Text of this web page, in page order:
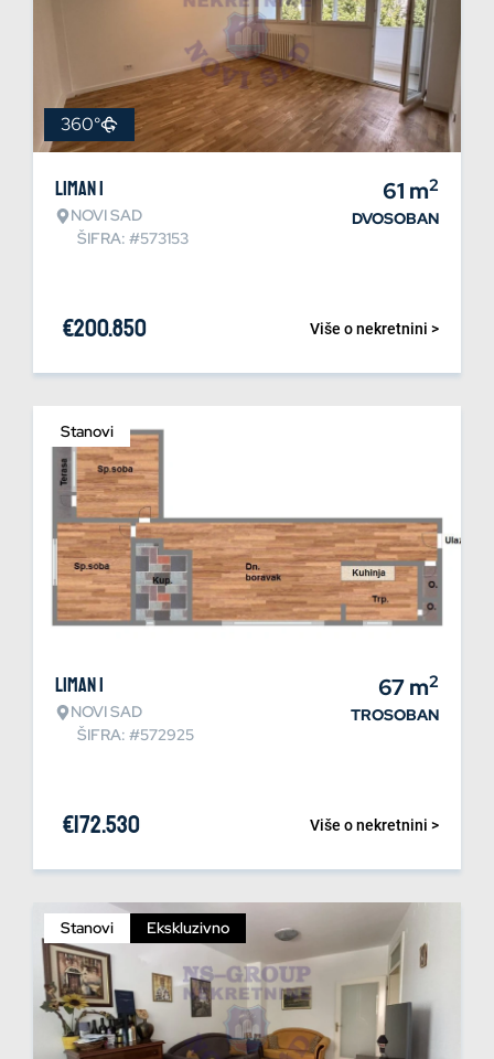
360°
Liman 1
NOVI SAD
ŠIFRA: #573153
61 m2
DVOSOBAN
Više o nekretnini >
€200.850
Stanovi
Liman 1
NOVI SAD
ŠIFRA: #572925
67m2
TROSOBAN
Više o nekretnini >
€172.530
Stanovi Ekskluzivno